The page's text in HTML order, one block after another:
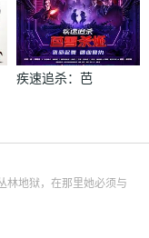
疾速追杀：芭
林地狱，在那里她必须与